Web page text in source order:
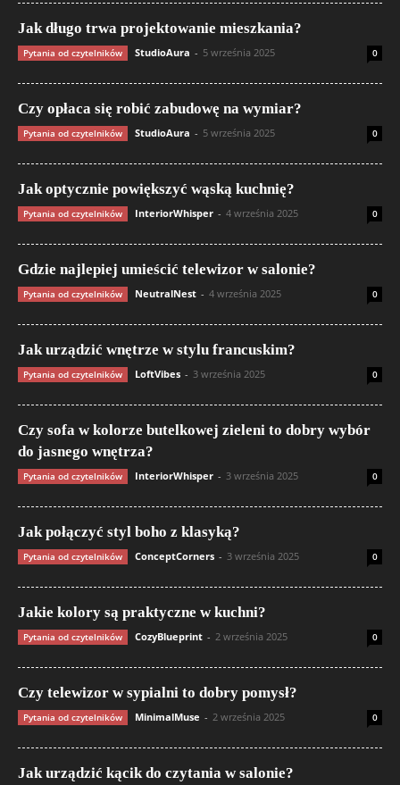
Jak długo trwa projektowanie mieszkania?
Pytania od czytelników StudioAura - 5 września 2025 0
Czy opłaca się robić zabudowę na wymiar?
Pytania od czytelników StudioAura - 5 września 2025 0
Jak optycznie powiększyć wąską kuchnię?
Pytania od czytelników InteriorWhisper - 4 września 2025 0
Gdzie najlepiej umieścić telewizor w salonie?
Pytania od czytelników NeutralNest - 4 września 2025 0
Jak urządzić wnętrze w stylu francuskim?
Pytania od czytelników LoftVibes - 3 września 2025 0
Czy sofa w kolorze butelkowej zieleni to dobry wybór
do jasnego wnętrza?
Pytania od czytelników InteriorWhisper - 3 września 2025 0
Jak połączyć styl boho z klasyką?
Pytania od czytelników ConceptCorners - 3 września 2025 0
Jakie kolory są praktyczne w kuchni?
Pytania od czytelników CozyBlueprint - 2 września 2025 0
Czy telewizor w sypialni to dobry pomysł?
Pytania od czytelników MinimalMuse - 2 września 2025 0
Jak urządzić kącik do czytania w salonie?